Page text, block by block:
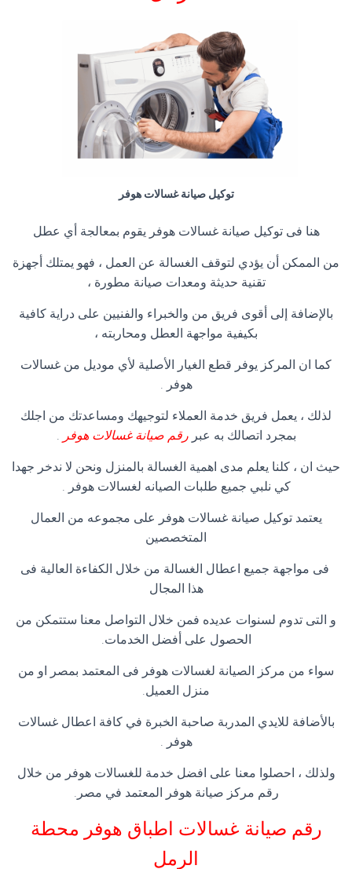
توكيل صيانة غسالات هوفر
هنا فى توكيل صيانة غسالات هوفر يقوم بمعالجة أي عطل
من الممكن أن يؤدي لتوقف الغسالة عن العمل ، فهو يمتلك أجهزة
تقنية حديثة ومعدات صيانة مطورة ،
بالإضافة إلى أقوى فريق من والخبراء والفنيين على دراية كافية
بكيفية مواجهة العطل ومحاربته ،
كما ان المركز يوفر قطع الغيار الأصلية لأي موديل من غسالات
هوفر .
لذلك ، يعمل فريق خدمة العملاء لتوجيهك ومساعدتك من اجلك
بمجرد اتصالك به عبررقم صيانة غسالات هوفر .
حيث ان ، كلنا يعلم مدى اهمية الغسالة بالمنزل ونحن لا ندخر جهدا
كي نلبي جميع طلبات الصيانه لغسالات هوفر .
يعتمد توكيل صيانة غسالات هوفر على مجموعه من العمال
المتخصصين
فى مواجهة جميع اعطال الغسالة من خلال الكفاءة العالية فى
هذا المجال
و التى تدوم لسنوات عديده فمن خلال التواصل معنا ستتمكن من
الحصول على أفضل الخدمات.
سواء من مركز الصيانة لغسالات هوفر فى المعتمد بمصر او من
منزل العميل.
بالأضافة للايدي المدربة صاحبة الخبرة في كافة اعطال غسالات
هوفر .
ولذلك ، احصلوا معنا على افضل خدمة للغسالات هوفر من خلال
رقم مركز صيانة هوفر المعتمد في مصر.
رقم صيانة غسالات اطباق هوفر محطة
الرمل